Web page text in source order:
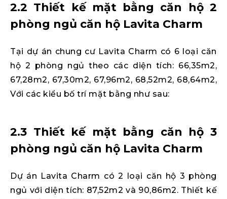
2.2 Thiết kế mặt bằng căn hộ 2
phòng ngủ căn hộ Lavita Charm
Tại dự án chung cư Lavita Charm có 6 loại căn
hộ 2 phòng ngủ theo các diện tích: 66,35m2,
67,28m2, 67,30m2, 67,96m2, 68,52m2, 68,64m2,
Với các kiểu bố trí mặt bằng như sau:
2.3 Thiết kế mặt bằng căn hộ 3
phòng ngủ căn hộ Lavita Charm
Dự án Lavita Charm có 2 loại căn hộ 3 phòng
ngủ với diện tích: 87,52m2 và 90,86m2. Thiết kế